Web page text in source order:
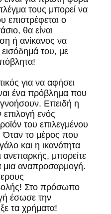
τους μπορεί να
επιστρέφεται ο
θα είναι
ή ανίκανος να
του, με
για να αφήσει
ένα πρόβλημα που
Επειδή η
επιλογή ενός
του επιλεγμένου
Όταν το μέρος που
και η ικανότητα
ανεπαρκής, μπορείτε
μια αναπροσαρμογή.
Στο πρόσωπο
έσωσε την
τα χρήματα!